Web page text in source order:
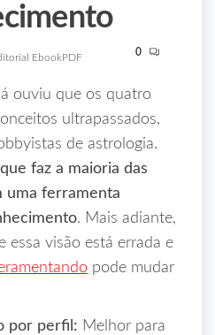
EbookPDF 0
ouviu que os quatro
ultrapassados,
de astrologia.
faz a maioria das
uma ferramenta
. Mais adiante,
essa visão está errada e
pode mudar
por perfil: Melhor para